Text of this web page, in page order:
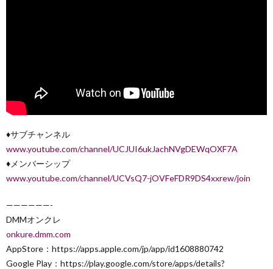
♦︎サブチャンネル
www.youtube.com/channel/UCJUI6ukJachNVgDEWqOXF7A
♦︎メンバーシップ
www.youtube.com/channel/UCVsQ7-jOVFeFDR9DS4xxrew/join
——————-
DMMオンクレ
onkure.dmm.com
AppStore：https://apps.apple.com/jp/app/id1608880742
Google Play：https://play.google.com/store/apps/details?